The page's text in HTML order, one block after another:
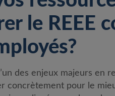
le REEE
des enjeux majeurs en
concrètement pour le